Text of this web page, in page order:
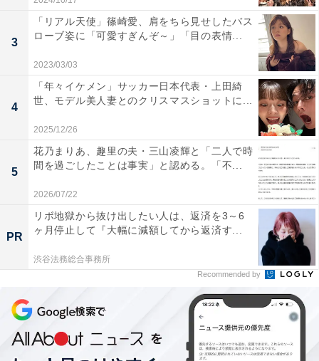
3
「リアル天使」篠崎愛、肩をちら見せしたバス
ローブ姿に「可愛すぎんぞ～」「目の表情...
2023/03/03
4
「年々イケメン」サッカー日本代表・上田綺
世、モデル美人妻とのクリスマスショットに...
2025/12/26
5
花乃まりあ、趣里の夫・三山凌輝と「二人で時
間を過ごしたことは事実」と認める。「不...
2026/07/22
PR
リボ地獄から抜け出したい人は、返済を3～6
ヶ月停止して『大幅に減額してから返済す...
渋谷法務総合事務所
Recommended by